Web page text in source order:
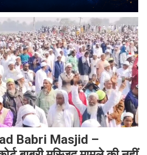
Babri Masjid –